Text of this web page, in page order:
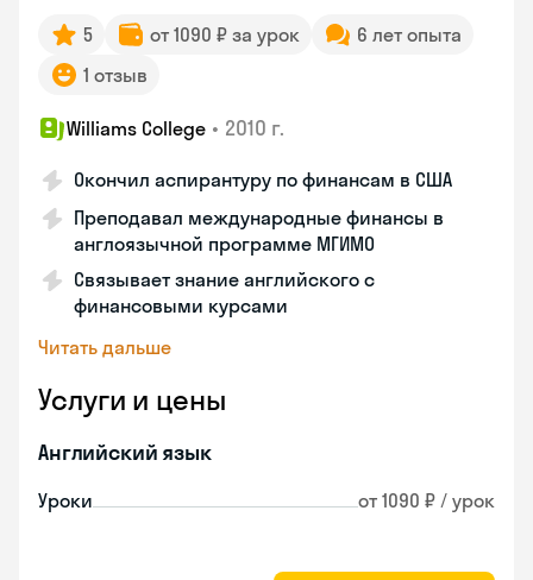
5 от 1090 ₽ за урок
6 лет опыта
1 отзыв
Williams College • 2010 г.
Окончил аспирантуру по финансам в США
Преподавал международные финансы в
англоязычной программе МГИМО
Связывает знание английского с
финансовыми курсами
Читать дальше
Услуги и цены
Английский язык
Уроки от 1090 ₽ / урок